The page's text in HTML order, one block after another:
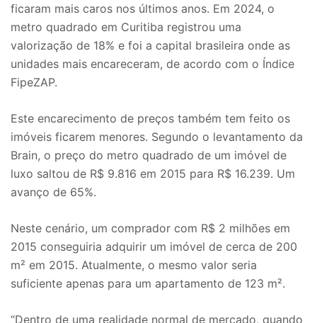
ficaram mais caros nos últimos anos. Em 2024, o
metro quadrado em Curitiba registrou uma
valorização de 18% e foi a capital brasileira onde as
unidades mais encareceram, de acordo com o Índice
FipeZAP.
Este encarecimento de preços também tem feito os
imóveis ficarem menores. Segundo o levantamento da
Brain, o preço do metro quadrado de um imóvel de
luxo saltou de R$ 9.816 em 2015 para R$ 16.239. Um
avanço de 65%.
Neste cenário, um comprador com R$ 2 milhões em
2015 conseguiria adquirir um imóvel de cerca de 200
m² em 2015. Atualmente, o mesmo valor seria
suficiente apenas para um apartamento de 123 m².
“Dentro de uma realidade normal de mercado, quando